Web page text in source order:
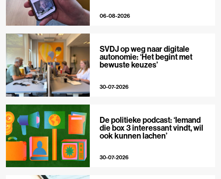
06-08-2026
SVDJ op weg naar digitale
autonomie: ‘Het begint met
bewuste keuzes’
30-07-2026
De politieke podcast: ‘Iemand
die box 3 interessant vindt, wil
ook kunnen lachen’
30-07-2026